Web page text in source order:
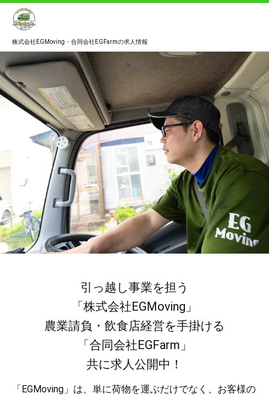
株式会社EGMoving・合同会社EGFarmの求人情報
引っ越し事業を担う
「株式会社EGMoving」
農業請負・飲食店経営を手掛ける
「合同会社EGFarm」
共に求人公開中！
「EGMoving」は、単に荷物を運ぶだけでなく、お客様の